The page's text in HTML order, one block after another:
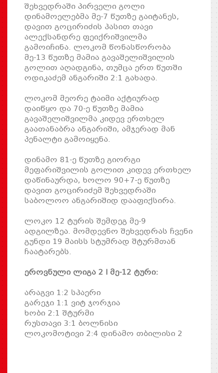
შეხვედრაში პირველი გოლი
დინამოელებმა მე-7 წუთზე გაიტანეს,
დავით გოცირიძის პასით თავი
ალექსანდრე ფეიქრიშვილმა
გამოიჩინა. ლოკომ წონასწორობა
მე-13 წუთზე მამია გავაშელიშვილის
გოლით აღადგინა, თუმცა ერთ წუთში
ოდიკაძემ ანგარიში 2:1 გახადა.
ლოკომ მეორე ტაიმი აქტიურად
დაიწყო და 70-ე წუთზე მამია
გავაშელიშვილმა კიდევ ერთხელ
გაათანაბრა ანგარიში, ამჯერად მან
პენალტი გამოიყენა.
დინამო 81-ე წუთზე გიორგი
მეფარიშვილის გოლით კიდევ ერთხელ
დაწინაურდა, ხოლო 90+7-ე წუთზე
დავით გოცირიძემ შეხვედრაში
საბოლოო ანგარიშიდ დააფიქსირა.
ლოკო 12 ტურის შემდეგ მე-9
ადგილზეა. მომდევნო შეხვედრას ჩვენი
გუნდი 19 მაისს სტუმრად შტურმთან
ჩაატარებს.
ეროვნული ლიგა 2 I მე-12 ტური:
არაგვი 1:2 სპაერი
გარეჯი 1:1 ვიტ ჯორჯია
ხობი 2:1 შტურმი
რუსთავი 3:1 ბოლნისი
ლოკომოტივი 2:4 დინამო თბილისი 2